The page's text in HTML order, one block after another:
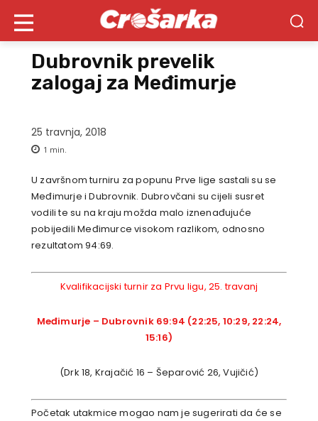
Dubrovnik prevelik
zalogaj za Međimurje
25 travnja, 2018
1 min.
U završnom turniru za popunu Prve lige sastali su se
Međimurje i Dubrovnik. Dubrovčani su cijeli susret
vodili te su na kraju možda malo iznenađujuće
pobijedili Međimurce visokom razlikom, odnosno
rezultatom 94:69.
Kvalifikacijski turnir za Prvu ligu, 25. travanj
Međimurje – Dubrovnik 69:94 (22:25, 10:29, 22:24,
15:16)
(Drk 18, Krajačić 16 – Šeparović 26, Vujičić)
Početak utakmice mogao nam je sugerirati da će se